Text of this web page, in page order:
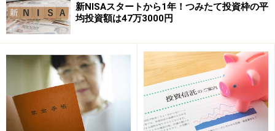
新NISAスタートから1年！つみたて投資枠の平
均投資額は47万3000円